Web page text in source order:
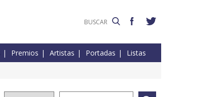
Premios Artistas Portadas Listas